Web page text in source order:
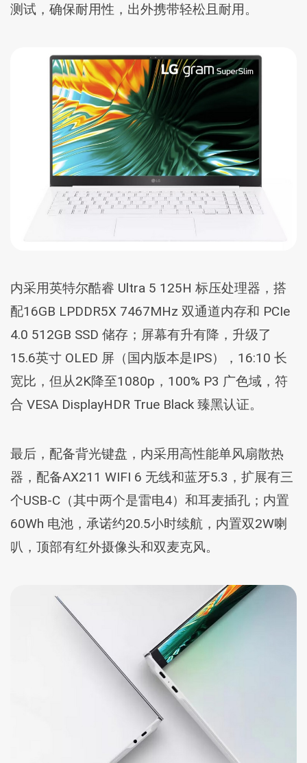
测试，确保耐用性，出外携带轻松且耐用。
内采用英特尔酷睿 Ultra 5 125H 标压处理器，搭
配16GB LPDDR5X 7467MHz 双通道内存和 PCIe
4.0 512GB SSD 储存；屏幕有升有降，升级了
15.6英寸 OLED 屏（国内版本是IPS），16:10 长
宽比，但从2K降至1080p，100% P3 广色域，符
合 VESA DisplayHDR True Black 臻黑认证。
最后，配备背光键盘，内采用高性能单风扇散热
器，配备AX211 WIFI 6 无线和蓝牙5.3，扩展有三
个USB-C（其中两个是雷电4）和耳麦插孔；内置
60Wh 电池，承诺约20.5小时续航，内置双2W喇
叭，顶部有红外摄像头和双麦克风。